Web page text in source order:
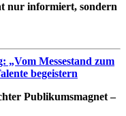
nur informiert, sondern
„Vom Messestand zum
begeistern
Publikumsmagnet –